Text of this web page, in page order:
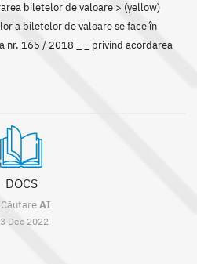
biletelor de valoare > (yellow)
a biletelor de valoare se face în
nr. 165 / 2018 _ _ privind acordarea
DOCS
AI
Dec 2022